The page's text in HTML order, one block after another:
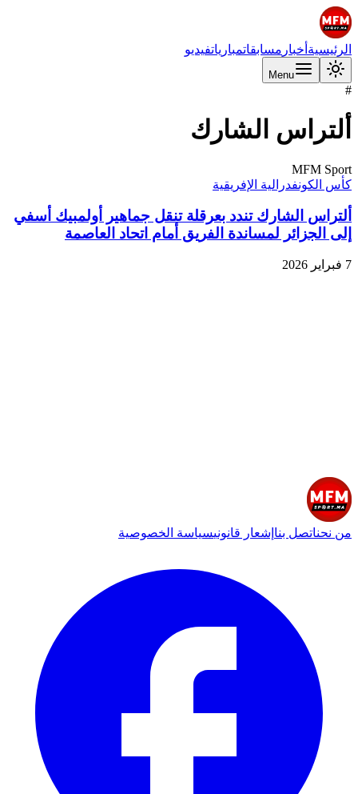
الرئيسية أخبار مسابقاتمبارياتفيديو
Menu
#
ألتراس الشارك
MFM Sport
كأس الكونفدرالية الإفريقية
ألتراس الشارك تندد بعرقلة تنقل جماهير أولمبيك أسفي
إلى الجزائر لمساندة الفريق أمام اتحاد العاصمة
7 فبراير 2026
من نحناتصل بنا إشعار قانونيسياسة الخصوصية